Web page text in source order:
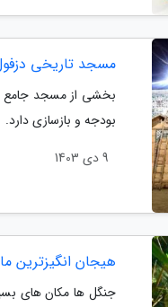
مسجد تاریخی
بخشی از مسجد جامع
بودجه و بازسازی دارد.
9 دی 1403
هیجان انگیزترین
جنگل ها مکان های